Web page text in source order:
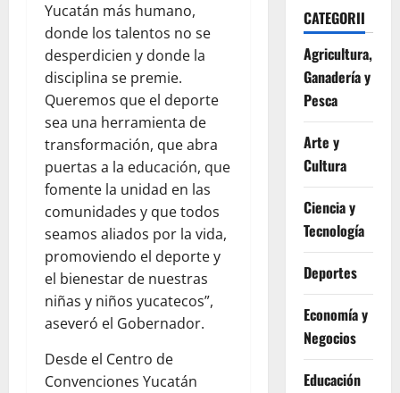
Yucatán más humano,
donde los talentos no se
desperdicien y donde la
disciplina se premie.
Queremos que el deporte
sea una herramienta de
transformación, que abra
puertas a la educación, que
fomente la unidad en las
comunidades y que todos
seamos aliados por la vida,
promoviendo el deporte y
el bienestar de nuestras
niñas y niños yucatecos”,
aseveró el Gobernador.
Desde el Centro de
Convenciones Yucatán
CATEGORII
Agricultura,
Ganadería y
Pesca
Arte y
Cultura
Ciencia y
Tecnología
Deportes
Economía y
Negocios
Educación